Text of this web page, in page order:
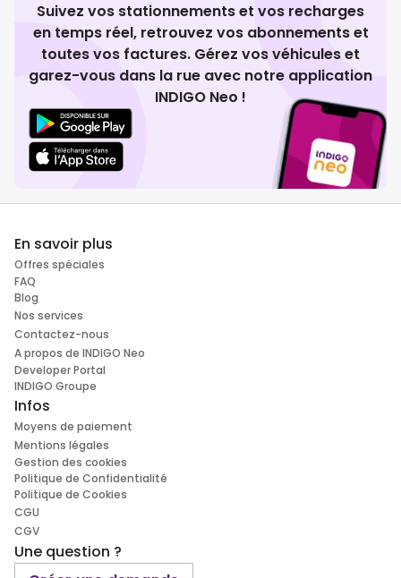
Suivez vos stationnements et vos recharges
en temps réel, retrouvez vos abonnements et
toutes vos factures. Gérez vos véhicules et
garez-vous dans la rue avec notre application
INDIGO Neo !
En savoir plus
Offres spéciales
FAQ
Blog
Nos services
Contactez-nous
A propos de INDIGO Neo
Developer Portal
INDIGO Groupe
Infos
Moyens de paiement
Mentions légales
Gestion des cookies
Politique de Confidentialité
Politique de Cookies
CGU
CGV
Une question ?